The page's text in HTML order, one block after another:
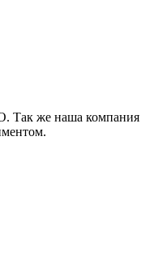
Так же наша компания